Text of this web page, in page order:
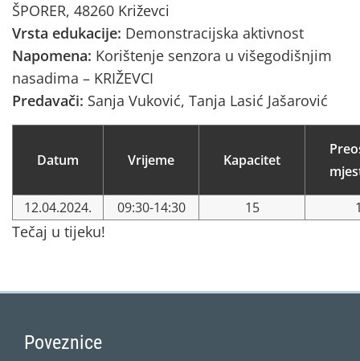
ŠPORER, 48260 Križevci
Vrsta edukacije: Demonstracijska aktivnost
Napomena: Korištenje senzora u višegodišnjim
nasadima – KRIŽEVCI
Predavači: Sanja Vuković, Tanja Lasić Jašarović
Datum Vrijeme Kapacitet
12.04.2024. 09:30-14:30 15
Tečaj u tijeku!
Poveznice